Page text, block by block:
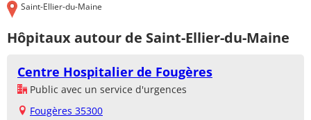
Saint-Ellier-du-Maine
Hôpitaux autour de Saint-Ellier-du-Maine
Centre Hospitalier de Fougères
Public avec un service d'urgences
Fougères 35300